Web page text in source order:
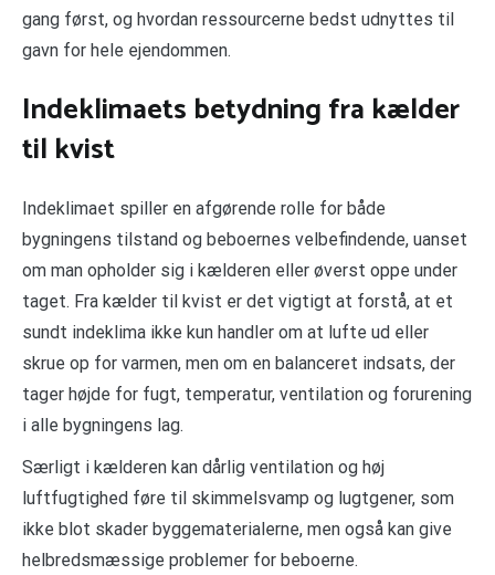
gang først, og hvordan ressourcerne bedst udnyttes til
gavn for hele ejendommen.
Indeklimaets betydning fra kælder
til kvist
Indeklimaet spiller en afgørende rolle for både
bygningens tilstand og beboernes velbefindende, uanset
om man opholder sig i kælderen eller øverst oppe under
taget. Fra kælder til kvist er det vigtigt at forstå, at et
sundt indeklima ikke kun handler om at lufte ud eller
skrue op for varmen, men om en balanceret indsats, der
tager højde for fugt, temperatur, ventilation og forurening
i alle bygningens lag.
Særligt i kælderen kan dårlig ventilation og høj
luftfugtighed føre til skimmelsvamp og lugtgener, som
ikke blot skader byggematerialerne, men også kan give
helbredsmæssige problemer for beboerne.